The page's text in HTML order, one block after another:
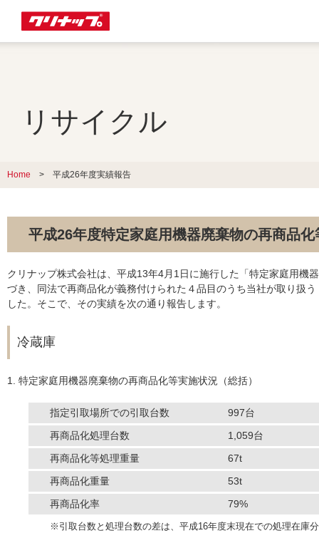
リサイクル
Home > 平成26年度実績報告
平成26年度特定家庭用機器廃棄物の再商品化
クリナップ株式会社は、平成13年4月1日に施行した「特定家庭用機
づき、同法で再商品化が義務付けられた４品目のうち当社が取り扱
した。そこで、その実績を次の通り報告します。
冷蔵庫
1. 特定家庭用機器廃棄物の再商品化等実施状況（総括）
指定引取場所での引取台数
997台
再商品化処理台数
1,059台
再商品化等処理重量
67t
再商品化重量
53t
再商品化率
79%
※引取台数と処理台数の差は、平成16年度末現在での処理在庫